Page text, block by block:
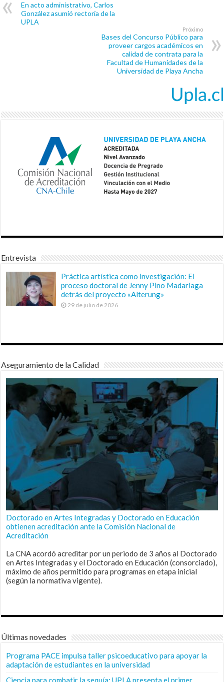
En acto administrativo, Carlos
González asumió rectoría de la
UPLA
Próximo
Bases del Concurso Público para
proveer cargos académicos en
calidad de contrata para la
Facultad de Humanidades de la
Universidad de Playa Ancha
Entrevista
Práctica artística como investigación: El
proceso doctoral de Jenny Pino Madariaga
detrás del proyecto «Alterung»
29 de julio de 2026
Aseguramiento de la Calidad
Doctorado en Artes Integradas y Doctorado en Educación
obtienen acreditación ante la Comisión Nacional de
Acreditación
La CNA acordó acreditar por un periodo de 3 años al Doctorado
en Artes Integradas y el Doctorado en Educación (consorciado),
máximo de años permitido para programas en etapa inicial
(según la normativa vigente).
Últimas novedades
Programa PACE impulsa taller psicoeducativo para apoyar la
adaptación de estudiantes en la universidad
Ciencia para combatir la sequía: UPLA presenta el primer